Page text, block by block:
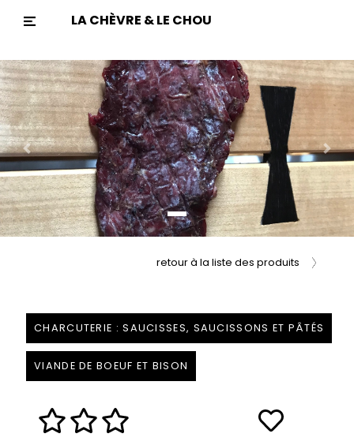
LA CHÈVRE & LE CHOU
Previous Next
CHARCUTERIE : SAUCISSES, SAUCISSONS ET PÂTÉS
VIANDE DE BOEUF ET BISON
retour à la liste des produits